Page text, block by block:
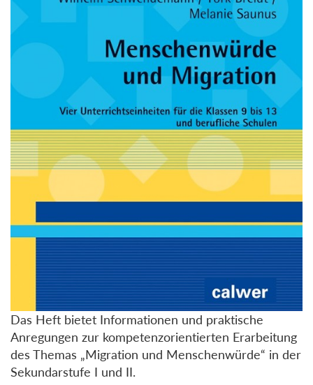
Das Heft bietet Informationen und praktische
Anregungen zur kompetenzorientierten Erarbeitung
des Themas „Migration und Menschenwürde“ in der
Sekundarstufe I und II.